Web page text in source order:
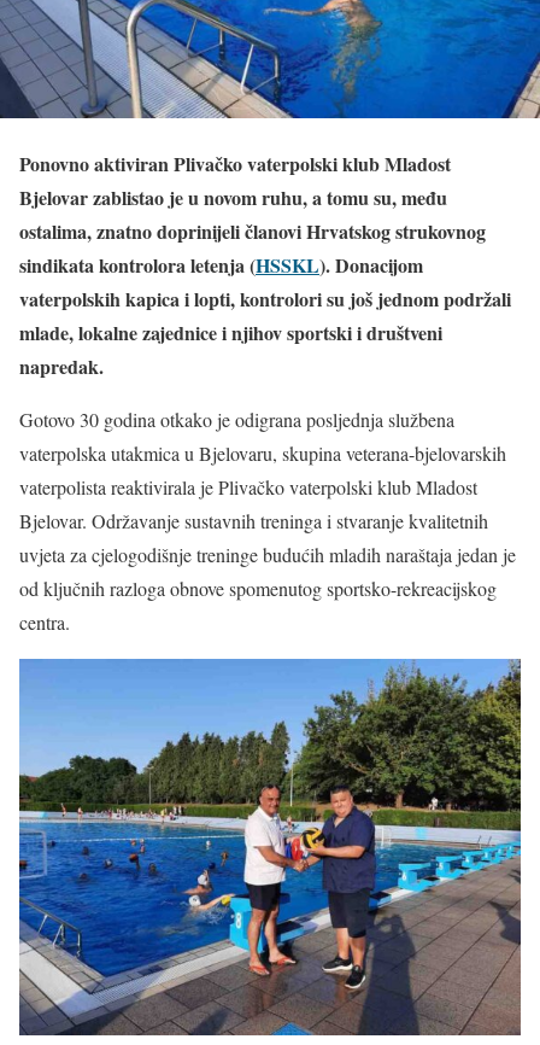
Ponovno aktiviran Plivačko vaterpolski klub Mladost
Bjelovar zablistao je u novom ruhu, a tomu su, među
ostalima, znatno doprinijeli članovi Hrvatskog strukovnog
sindikata kontrolora letenja (HSSKL). Donacijom
vaterpolskih kapica i lopti, kontrolori su još jednom podržali
mlade, lokalne zajednice i njihov sportski i društveni
napredak.
Gotovo 30 godina otkako je odigrana posljednja službena
vaterpolska utakmica u Bjelovaru, skupina veterana-bjelovarskih
vaterpolista reaktivirala je Plivačko vaterpolski klub Mladost
Bjelovar. Održavanje sustavnih treninga i stvaranje kvalitetnih
uvjeta za cjelogodišnje treninge budućih mladih naraštaja jedan je
od ključnih razloga obnove spomenutog sportsko-rekreacijskog
centra.